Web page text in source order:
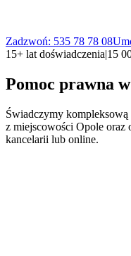
Zadzwoń: 535 78 78 08
15+ lat doświadczenia|15
Pomoc prawna
Świadczymy kompleksową
z miejscowości Opole oraz
kancelarii lub online.